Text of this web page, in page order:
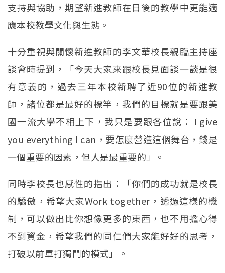
支持與協助，期望新進教師在日後的教學中更能適
應本校教學文化與生態。
十分重視與關懷新進教師的李文華校長親臨主持座
談會時提到，「今天大家來跟校長見面談一談是很
有意義的，過去三年本校新聘了近90位的新進教
師，諸位都是最好的標竿，我們的目標就是要跟美
國一流大學不相上下，我只是要跟各位說： I give
you everything I can，要怎麼營造這個舞台，錢是
一個重要的因素，但人是最重要的」。
同時李校長也感性的指出：「你們的成功就是校長
的驕傲，希望大家Work together，透過這樣的機
制，可以做出比你想像更多的東西，也不用擔心得
不到資金，希望我們的同仁們大家能好好的思考，
打破以前單打獨鬥的模式」。